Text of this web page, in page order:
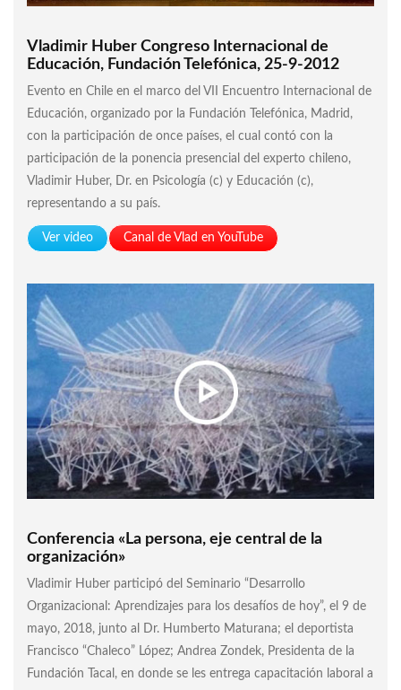
Vladimir Huber Congreso Internacional de
Educación, Fundación Telefónica, 25-9-2012
Evento en Chile en el marco del VII Encuentro Internacional de
Educación, organizado por la Fundación Telefónica, Madrid,
con la participación de once países, el cual contó con la
participación de la ponencia presencial del experto chileno,
Vladimir Huber, Dr. en Psicología (c) y Educación (c),
representando a su país.
Ver video Canal de Vlad en YouTube
Conferencia «La persona, eje central de la
organización»
Vladimir Huber participó del Seminario “Desarrollo
Organizacional: Aprendizajes para los desafíos de hoy”, el 9 de
mayo, 2018, junto al Dr. Humberto Maturana; el deportista
Francisco “Chaleco” López; Andrea Zondek, Presidenta de la
Fundación Tacal, en donde se les entrega capacitación laboral a